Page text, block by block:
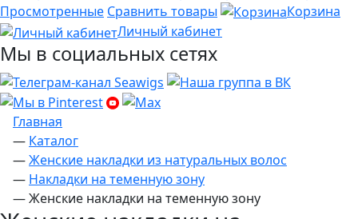
Просмотренные Сравнить товары
Корзина
Личный кабинет
Мы в социальных сетях
Главная
— Каталог
—Женские накладки из натуральных волос
— Накладки на теменную зону
—Женские накладки на теменную зону